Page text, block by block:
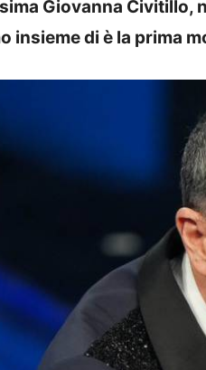
Giovanna Civitillo,
insieme di è la prima